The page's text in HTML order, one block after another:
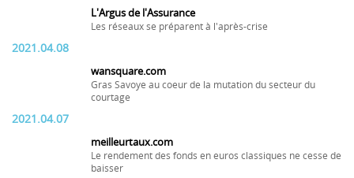
L'Argus de l'Assurance
Les réseaux se préparent à l'après-crise
2021.04.08
wansquare.com
Gras Savoye au coeur de la mutation du secteur du
courtage
2021.04.07
meilleurtaux.com
Le rendement des fonds en euros classiques ne cesse de
baisser